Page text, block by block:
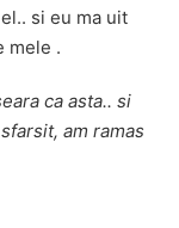
si eu ma uit
mele .
ca asta.. si
am ramas